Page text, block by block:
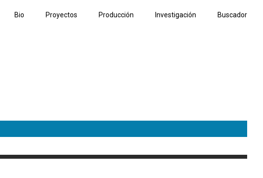
Bio Proyectos Producción Investigación Buscador